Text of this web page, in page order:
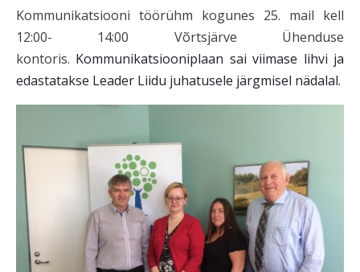
Kommunikatsiooni töörühm kogunes 25. mail kell
12:00- 14:00 Võrtsjärve Ühenduse
kontoris. Kommunikatsiooniplaan sai viimase lihvi ja
edastatakse Leader Liidu juhatusele järgmisel nädalal.